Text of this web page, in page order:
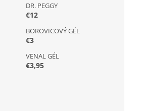
DR. PEGGY
€12
BOROVICOVÝ GÉL
€3
VENAL GÉL
€3,95